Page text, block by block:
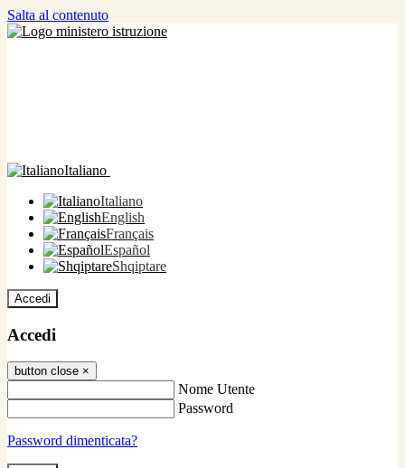
Salta al contenuto
Italiano
Italiano
English
Français
Español
Shqiptare
Accedi
Accedi
button close ×
Nome Utente
Password
Password dimenticata?